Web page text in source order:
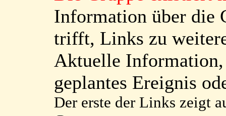
Information über die
trifft, Links zu
Aktuelle
geplantes Ereignis
Der erste der Links zeigt